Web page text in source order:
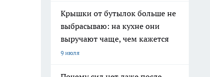
Крышки от бутылок больше не
выбрасываю: на кухне они
выручают чаще, чем кажется
9 июля